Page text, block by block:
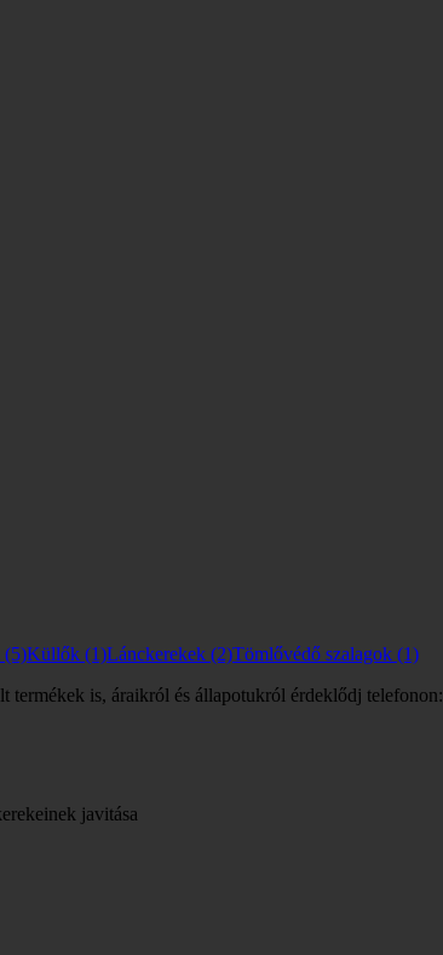
(5)Küllők (1)Lánckerekek (2)Tömlővédő szalagok (1)
termékek is, áraikról és állapotukról érdeklődj telefonon:
javitása